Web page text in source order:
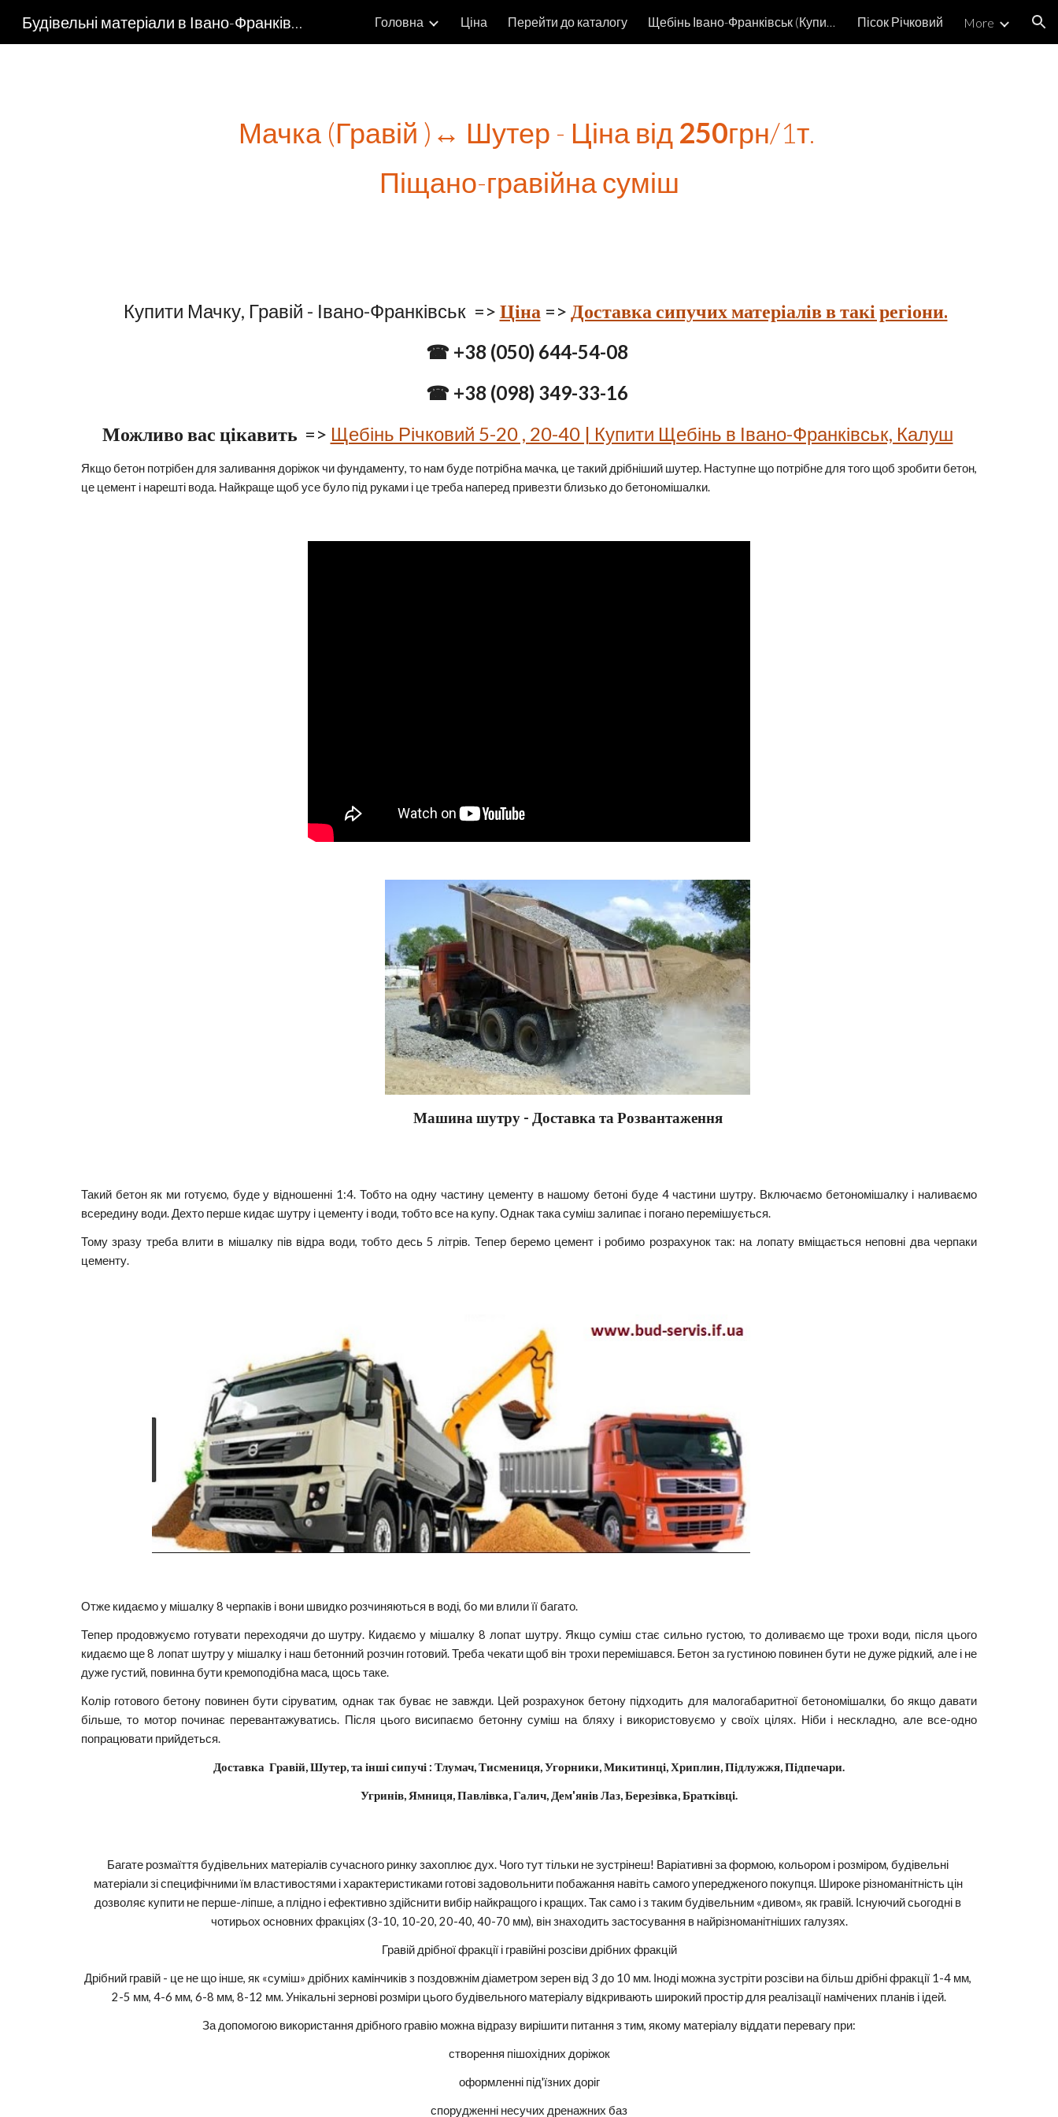
Skip to main content Skip to navigation
Будівельні матеріали в Івано-Франківську "Компанія Буд-Сервіс" Головна Ціна Перейти до каталогу Щебінь Івано-Франківськ (Купити) Пісок Річковий More
Мачка (Гравій )↔ Шутер - Ціна від 250грн/1т.
Піщано-гравійна суміш
  Купити Мачку, Гравій - Івано-Франківськ  =>
Ціна => Доставка сипучих матеріалів в такі регіони.
  ☎ +38 (050) 644-54-08
☎ +38 (098) 349-33-16
Можливо вас цікавить => Щебінь Річковий 5-20 , 20-40 | Купити Щебінь в Івано-Франківськ, Калуш
Якщо бетон потрібен для заливання доріжок чи фундаменту, то нам буде потрібна мачка, це такий дрібніший шутер. Наступне що потрібне для того щоб зробити бетон,
це цемент і нарешті вода. Найкраще щоб усе було під руками і це треба наперед привезти близько до бетономішалки.
Машина шутру - Доставка та Розвантаження
Такий бетон як ми готуємо, буде у відношенні 1:4. Тобто на одну частину цементу в нашому бетоні буде 4 частини шутру. Включаємо бетономішалку і наливаємо
всередину води. Дехто перше кидає шутру і цементу і води, тобто все на купу. Однак така суміш залипає і погано перемішується.
Тому зразу треба влити в мішалку пів відра води, тобто десь 5 літрів. Тепер беремо цемент і робимо розрахунок так: на лопату вміщається неповні два черпаки
цементу.
Отже кидаємо у мішалку 8 черпаків і вони швидко розчиняються в воді, бо ми влили її багато.
Тепер продовжуємо готувати переходячи до шутру. Кидаємо у мішалку 8 лопат шутру. Якщо суміш стає сильно густою, то доливаємо ще трохи води, після цього
кидаємо ще 8 лопат шутру у мішалку і наш бетонний розчин готовий. Треба чекати щоб він трохи перемішався. Бетон за густиною повинен бути не дуже рідкий, але і не
дуже густий, повинна бути кремоподібна маса, щось таке.
Колір готового бетону повинен бути сіруватим, однак так буває не завжди. Цей розрахунок бетону підходить для малогабаритної бетономішалки, бо якщо давати
більше, то мотор починає перевантажуватись. Після цього висипаємо бетонну суміш на бляху і використовуємо у своїх цілях. Ніби і нескладно, але все-одно
попрацювати прийдеться.
Доставка  Гравій, Шутер, та інші сипучі : Тлумач, Тисмениця, Угорники, Микитинці, Хриплин, Підлужжя, Підпечари.
                 Угринів, Ямниця, Павлівка, Галич, Дем'янів Лаз, Березівка, Братківці.
Багате розмаїття будівельних матеріалів сучасного ринку захоплює дух. Чого тут тільки не зустрінеш! Варіативні за формою, кольором і розміром, будівельні
матеріали зі специфічними їм властивостями і характеристиками готові задовольнити побажання навіть самого упередженого покупця. Широке різноманітність цін
дозволяє купити не перше-ліпше, а плідно і ефективно здійснити вибір найкращого і кращих. Так само і з таким будівельним «дивом», як гравій. Існуючий сьогодні в
чотирьох основних фракціях (3-10, 10-20, 20-40, 40-70 мм), він знаходить застосування в найрізноманітніших галузях.
Гравій дрібної фракції і гравійні розсіви дрібних фракцій
Дрібний гравій - це не що інше, як «суміш» дрібних камінчиків з поздовжнім діаметром зерен від 3 до 10 мм. Іноді можна зустріти розсіви на більш дрібні фракції 1-4 мм,
2-5 мм, 4-6 мм, 6-8 мм, 8-12 мм. Унікальні зернові розміри цього будівельного матеріалу відкривають широкий простір для реалізації намічених планів і ідей.
За допомогою використання дрібного гравію можна відразу вирішити питання з тим, якому матеріалу віддати перевагу при:
створення пішохідних доріжок
оформленні під'їзних доріг
спорудженні несучих дренажних баз